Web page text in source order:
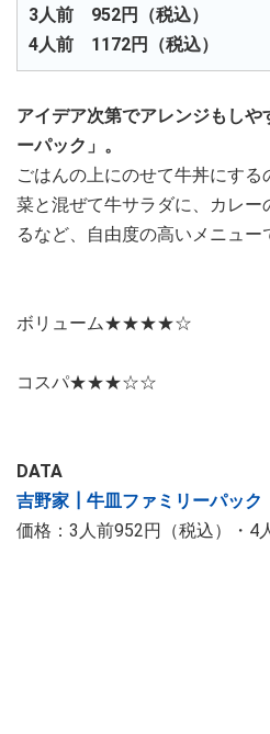
3人前 952円（税込）
4人前 1172円（税込）
アイデア次第でアレンジもしや
ーパック」。
ごはんの上にのせて牛丼にす
菜と混ぜて牛サラダに、カレ
るなど、自由度の高いメニュー
ボリューム★★★★​​​​​​​☆​​​​​​​
コスパ★★★☆​​​​​​​☆​​​​​​​​​​​​​​
DATA
吉野家┃牛皿ファミリーパック
価格：3人前952円（税込）・4